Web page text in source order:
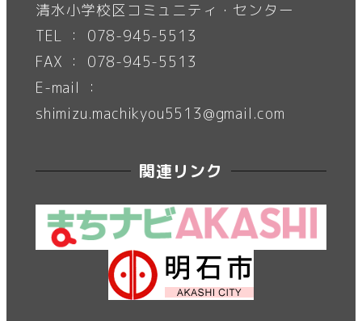
清水小学校区コミュニティ・センター
TEL ： 078-945-5513
FAX ： 078-945-5513
E-mail ：
shimizu.machikyou5513@gmail.com
関連リンク